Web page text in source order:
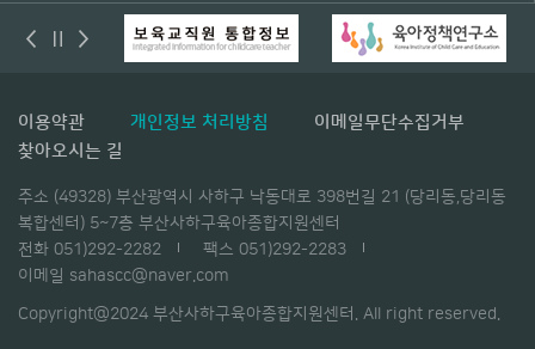
이용약관 개인정보 처리방침
이메일무단수집거부
찾아오시는 길
주소 (49328) 부산광역시 사하구 낙동대로 398번길 21 (당리동,당리동
복합센터) 5~7층 부산사하구육아종합지원센터
전화 051)292-2282
팩스 051)292-2283
이메일 sahascc@naver.com
Copyright@2024 부산사하구육아종합지원센터. All right reserved.